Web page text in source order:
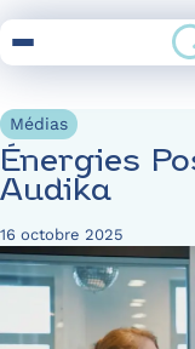
to
Médias
Énergies
Audika
16 octobre 2025